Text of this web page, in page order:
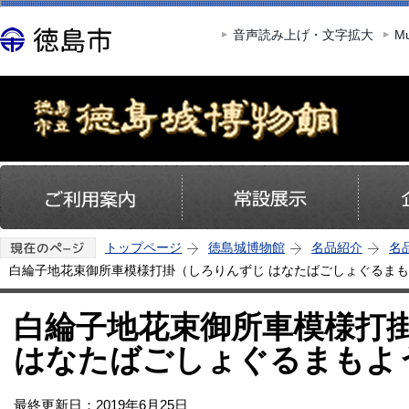
この
音声読み上げ・文字拡大
トップページ 徳島城博物館 名品紹介
名
白綸子地花束御所車模様打掛（しろりんずじ はなたばごしょぐるま
白綸子地花束御所車模様打
はなたばごしょぐるまもよ
最終更新日：2019年6月25日